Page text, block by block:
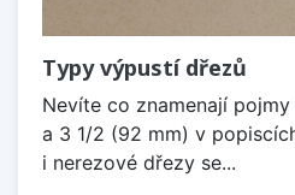
Typy výpustí dřezů
Nevíte co znamenají
a 3 1/2 (92 mm) v
i nerezové dřezy se...